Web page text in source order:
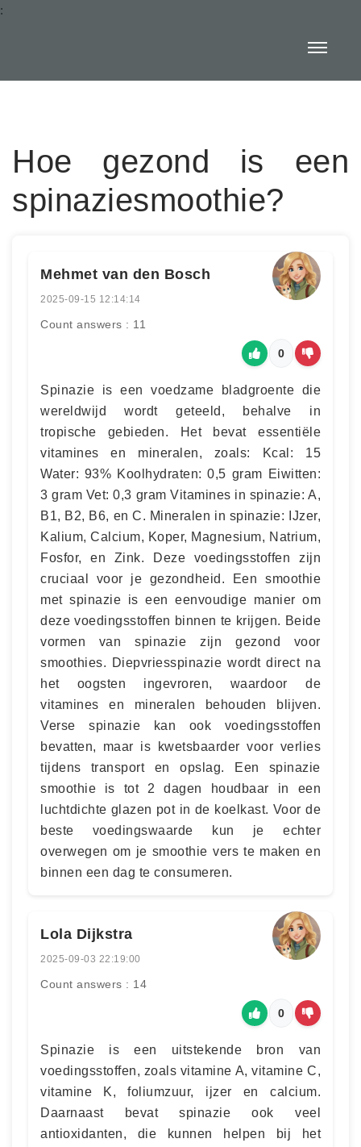
:
Hoe gezond is een
spinaziesmoothie?
Mehmet van den Bosch
2025-09-15 12:14:14
Count answers : 11
0
Spinazie is een voedzame bladgroente die
wereldwijd wordt geteeld, behalve in
tropische gebieden. Het bevat essentiële
vitamines en mineralen, zoals: Kcal: 15
Water: 93% Koolhydraten: 0,5 gram Eiwitten:
3 gram Vet: 0,3 gram Vitamines in spinazie: A,
B1, B2, B6, en C. Mineralen in spinazie: IJzer,
Kalium, Calcium, Koper, Magnesium, Natrium,
Fosfor, en Zink. Deze voedingsstoffen zijn
cruciaal voor je gezondheid. Een smoothie
met spinazie is een eenvoudige manier om
deze voedingsstoffen binnen te krijgen. Beide
vormen van spinazie zijn gezond voor
smoothies. Diepvriesspinazie wordt direct na
het oogsten ingevroren, waardoor de
vitamines en mineralen behouden blijven.
Verse spinazie kan ook voedingsstoffen
bevatten, maar is kwetsbaarder voor verlies
tijdens transport en opslag. Een spinazie
smoothie is tot 2 dagen houdbaar in een
luchtdichte glazen pot in de koelkast. Voor de
beste voedingswaarde kun je echter
overwegen om je smoothie vers te maken en
binnen een dag te consumeren.
Lola Dijkstra
2025-09-03 22:19:00
Count answers : 14
0
Spinazie is een uitstekende bron van
voedingsstoffen, zoals vitamine A, vitamine C,
vitamine K, foliumzuur, ijzer en calcium.
Daarnaast bevat spinazie ook veel
antioxidanten, die kunnen helpen bij het